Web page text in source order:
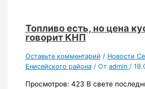
Топливо есть, но цена
говорит КНП
Оставьте комментарий / Новости
Енисейского района/ От admin /
Просмотров: 423 В свете